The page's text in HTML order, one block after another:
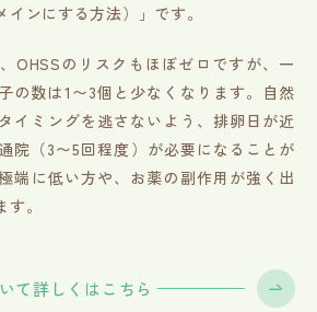
ンにする方法）」です。
OHSSのリスクもほぼゼロですが、一
の数は1〜3個と少なくなります。自然
イミングを逃さないよう、排卵日が近
院（3〜5回程度）が必要になることが
端に低い方や、お薬の副作用が強く出
。
て詳しくはこちら